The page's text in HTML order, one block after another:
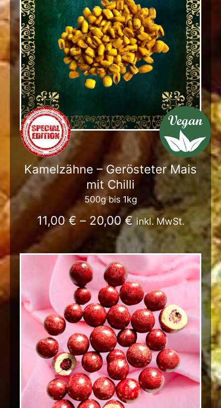
Kamelzähne – Gerösteter Mais
mit Chilli
500g bis 1kg
11,00€ –20,00€ inkl. MwSt.